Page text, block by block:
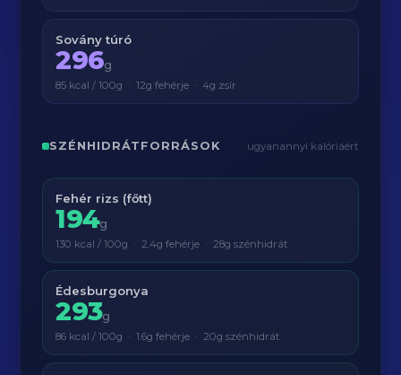
Sovány túró
296g
85 kcal / 100g · 12g fehérje · 4g zsír
SZÉNHIDRÁTFORRÁSOK ugyanannyi kalóriáért
Fehér rizs (főtt)
194g
130 kcal / 100g · 2.4g fehérje · 28g szénhidrát
Édesburgonya
293g
86 kcal / 100g · 1.6g fehérje · 20g szénhidrát